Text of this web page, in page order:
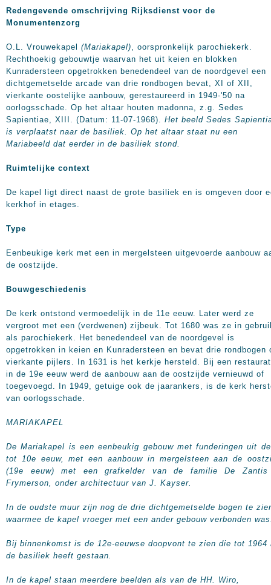
Redengevende omschrijving Rijksdienst voor de
Monumentenzorg
O.L. Vrouwekapel (Mariakapel), oorspronkelijk parochiekerk.
Rechthoekig gebouwtje waarvan het uit keien en blokken
Kunradersteen opgetrokken benedendeel van de noordgevel een
dichtgemetselde arcade van drie rondbogen bevat, XI of XII,
vierkante oostelijke aanbouw, gerestaureerd in 1949-'50 na
oorlogsschade. Op het altaar houten madonna, z.g. Sedes
Sapientiae, XIII. (Datum: 11-07-1968). Het beeld Sedes
is verplaatst naar de basiliek. Op het altaar staat nu een
Mariabeeld dat eerder in de basiliek stond.
Ruimtelijke context
De kapel ligt direct naast de grote basiliek en is omgeven door
kerkhof in etages.
Type
Eenbeukige kerk met een in mergelsteen uitgevoerde aanbouw
de oostzijde.
Bouwgeschiedenis
De kerk ontstond vermoedelijk in de 11e eeuw. Later werd ze
vergroot met een (verdwenen) zijbeuk. Tot 1680 was ze in
als parochiekerk. Het benedendeel van de noordgevel is
opgetrokken in keien en Kunradersteen en bevat drie rondbogen
vierkante pijlers. In 1631 is het kerkje hersteld. Bij een
in de 19e eeuw werd de aanbouw aan de oostzijde vernieuwd of
toegevoegd. In 1949, getuige ook de jaarankers, is de kerk
van oorlogsschade.
MARIAKAPEL
De Mariakapel is een eenbeukig gebouw met funderingen uit
tot 10e eeuw, met een aanbouw in mergelsteen aan de
(19e eeuw) met een grafkelder van de familie De
Frymerson, onder architectuur van J. Kayser.
In de oudste muur zijn nog de drie dichtgemetselde bogen te
waarmee de kapel vroeger met een ander gebouw verbonden
Bij binnenkomst is de 12e-eeuwse doopvont te zien die tot 1964
de basiliek heeft gestaan.
In de kapel staan meerdere beelden als van de HH. Wiro,